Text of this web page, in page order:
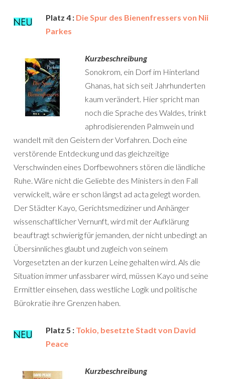
Platz 4 : Die Spur des Bienenfressers von Nii
Parkes
Kurzbeschreibung
Sonokrom, ein Dorf im Hinterland
Ghanas, hat sich seit Jahrhunderten
kaum verändert. Hier spricht man
noch die Sprache des Waldes, trinkt
aphrodisierenden Palmwein und
wandelt mit den Geistern der Vorfahren. Doch eine
verstörende Entdeckung und das gleichzeitige
Verschwinden eines Dorfbewohners stören die ländliche
Ruhe. Wäre nicht die Geliebte des Ministers in den Fall
verwickelt, wäre er schon längst ad acta gelegt worden.
Der Städter Kayo, Gerichtsmediziner und Anhänger
wissenschaftlicher Vernunft, wird mit der Aufklärung
beauftragt schwierig für jemanden, der nicht unbedingt an
Übersinnliches glaubt und zugleich von seinem
Vorgesetzten an der kurzen Leine gehalten wird. Als die
Situation immer unfassbarer wird, müssen Kayo und seine
Ermittler einsehen, dass westliche Logik und politische
Bürokratie ihre Grenzen haben.
Platz 5 : Tokio, besetzte Stadt von David
Peace
Kurzbeschreibung